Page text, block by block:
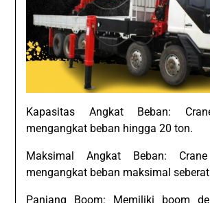
Kapasitas Angkat Beban:
mengangkat beban hingga 20 ton.
Maksimal Angkat Beban:
mengangkat beban maksimal
Panjang Boom: Memiliki boom